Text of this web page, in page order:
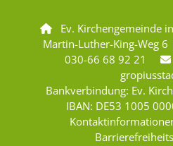

Ev. Kirchengemeinde
Martin-Luther-King-Weg
030-66 68 92 21 
Bankverbindung: Ev.
IBAN: DE53 1005